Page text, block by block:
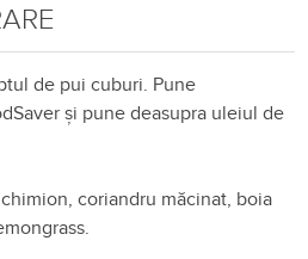
de pui cuburi. Pune
și punedeasupra uleiul de
coriandru măcinat, boia